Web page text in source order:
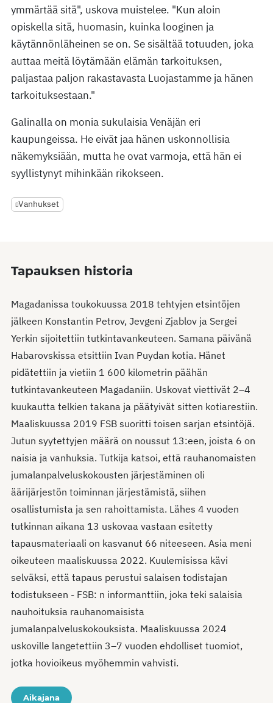
ymmärtää sitä", uskova muistelee. "Kun aloin
opiskella sitä, huomasin, kuinka looginen ja
käytännönläheinen se on. Se sisältää totuuden, joka
auttaa meitä löytämään elämän tarkoituksen,
paljastaa paljon rakastavasta Luojastamme ja hänen
tarkoituksestaan."
Galinalla on monia sukulaisia Venäjän eri
kaupungeissa. He eivät jaa hänen uskonnollisia
näkemyksiään, mutta he ovat varmoja, että hän ei
syyllistynyt mihinkään rikokseen.
Vanhukset
Tapauksen historia
Magadanissa toukokuussa 2018 tehtyjen etsintöjen
jälkeen Konstantin Petrov, Jevgeni Zjablov ja Sergei
Yerkin sijoitettiin tutkintavankeuteen. Samana päivänä
Habarovskissa etsittiin Ivan Puydan kotia. Hänet
pidätettiin ja vietiin 1 600 kilometrin päähän
tutkintavankeuteen Magadaniin. Uskovat viettivät 2–4
kuukautta telkien takana ja päätyivät sitten kotiarestiin.
Maaliskuussa 2019 FSB suoritti toisen sarjan etsintöjä.
Jutun syytettyjen määrä on noussut 13:een, joista 6 on
naisia ja vanhuksia. Tutkija katsoi, että rauhanomaisten
jumalanpalveluskokousten järjestäminen oli
äärijärjestön toiminnan järjestämistä, siihen
osallistumista ja sen rahoittamista. Lähes 4 vuoden
tutkinnan aikana 13 uskovaa vastaan esitetty
tapausmateriaali on kasvanut 66 niteeseen. Asia meni
oikeuteen maaliskuussa 2022. Kuulemisissa kävi
selväksi, että tapaus perustui salaisen todistajan
todistukseen - FSB: n informanttiin, joka teki salaisia
nauhoituksia rauhanomaisista
jumalanpalveluskokouksista. Maaliskuussa 2024
uskoville langetettiin 3–7 vuoden ehdolliset tuomiot,
jotka hovioikeus myöhemmin vahvisti.
Aikajana